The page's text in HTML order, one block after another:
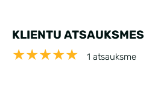
KLIENTU ATSAUKSMES
★★★★★ 1 atsauksme